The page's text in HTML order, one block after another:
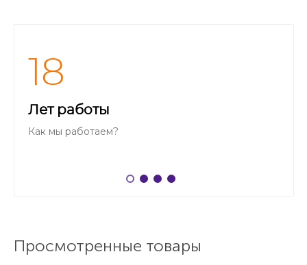
18
Лет работы
Как мы работаем?
Просмотренные товары